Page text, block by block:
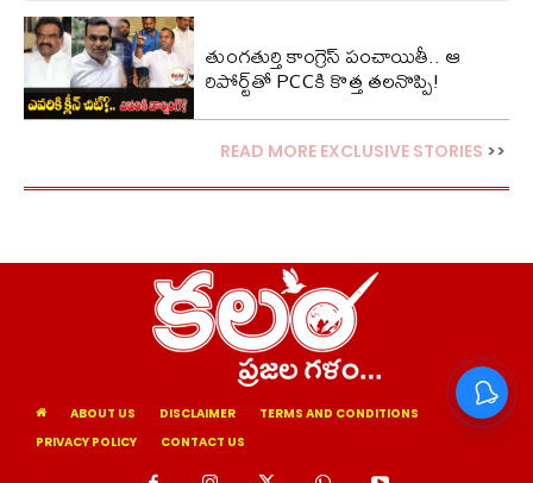
తుంగతుర్తి కాంగ్రెస్‌ పంచాయితీ.. ఆ
రిపోర్ట్‌తో PCCకి కొత్త తలనొప్పి!
READ MORE EXCLUSIVE STORIES >>
ABOUT US DISCLAIMER
TERMS AND CONDITIONS
PRIVACY POLICY
CONTACT US